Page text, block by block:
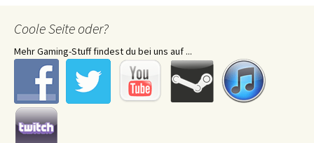
Coole Seite oder?
Mehr Gaming-Stuff findest du bei uns auf ...